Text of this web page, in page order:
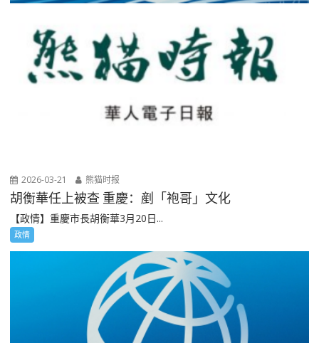
2026-03-21 熊猫时报
胡衡華任上被查 重慶：剷「袍哥」文化
【政情】重慶市長胡衡華3月20日...
政情